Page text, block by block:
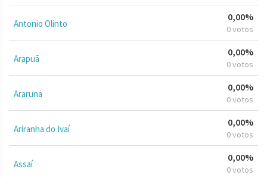
Antonio Olinto
0,00%
0 votos
Arapuã
0,00%
0 votos
Araruna
0,00%
0 votos
Ariranha do Ivaí
0,00%
0 votos
Assaí
0,00%
0 votos